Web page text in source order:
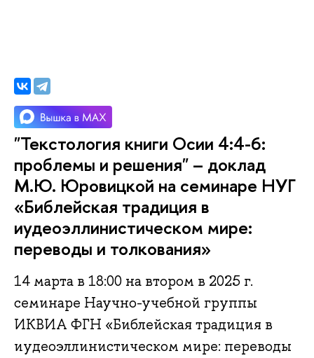
"Текстология книги Осии 4:4-6:
проблемы и решения" – доклад
М.Ю. Юровицкой на семинаре НУГ
«Библейская традиция в
иудеоэллинистическом мире:
переводы и толкования»
14 марта в 18:00 на втором в 2025 г.
семинаре Научно-учебной группы
ИКВИА ФГН «Библейская традиция в
иудеоэллинистическом мире: переводы